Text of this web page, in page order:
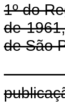
1º do
de
de São